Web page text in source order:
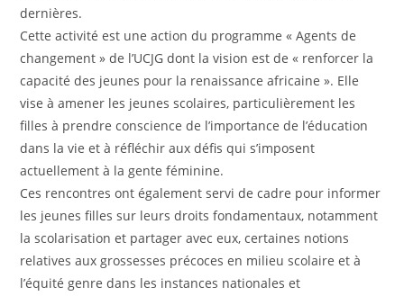
dernières.
Cette activité est une action du programme « Agents de
changement » de l’UCJG dont la vision est de « renforcer la
capacité des jeunes pour la renaissance africaine ». Elle
vise à amener les jeunes scolaires, particulièrement les
filles à prendre conscience de l’importance de l’éducation
dans la vie et à réfléchir aux défis qui s’imposent
actuellement à la gente féminine.
Ces rencontres ont également servi de cadre pour informer
les jeunes filles sur leurs droits fondamentaux, notamment
la scolarisation et partager avec eux, certaines notions
relatives aux grossesses précoces en milieu scolaire et à
l’équité genre dans les instances nationales et